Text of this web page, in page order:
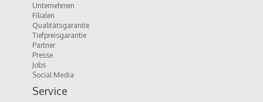
Unternehmen
Filialen
Qualitätsgarantie
Tiefpreisgarantie
Partner
Presse
Jobs
Social Media
Service